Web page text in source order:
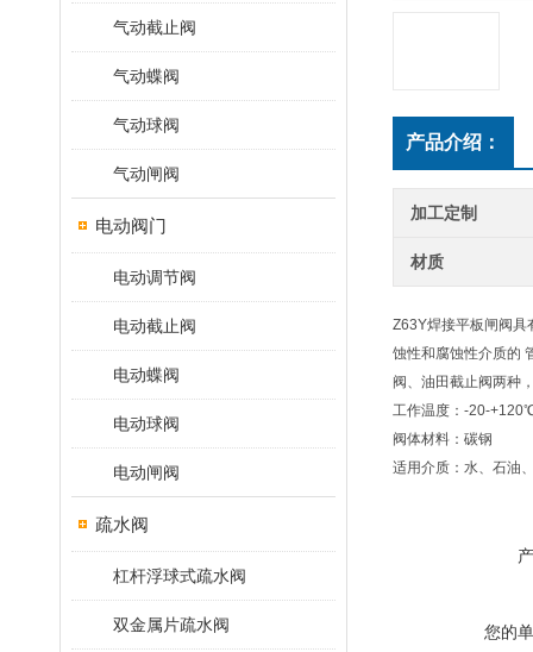
气动截止阀
气动蝶阀
气动球阀
气动闸阀
电动阀门
电动调节阀
电动截止阀
电动蝶阀
电动球阀
电动闸阀
疏水阀
杠杆浮球式疏水阀
双金属片疏水阀
产品介绍：
加工定制
材质
Z63Y焊接平板闸阀具
蚀性和腐蚀性介质的
阀、油田截止阀两种
工作温度：-20-
阀体材料：碳钢
适用介质：水、石油
您的